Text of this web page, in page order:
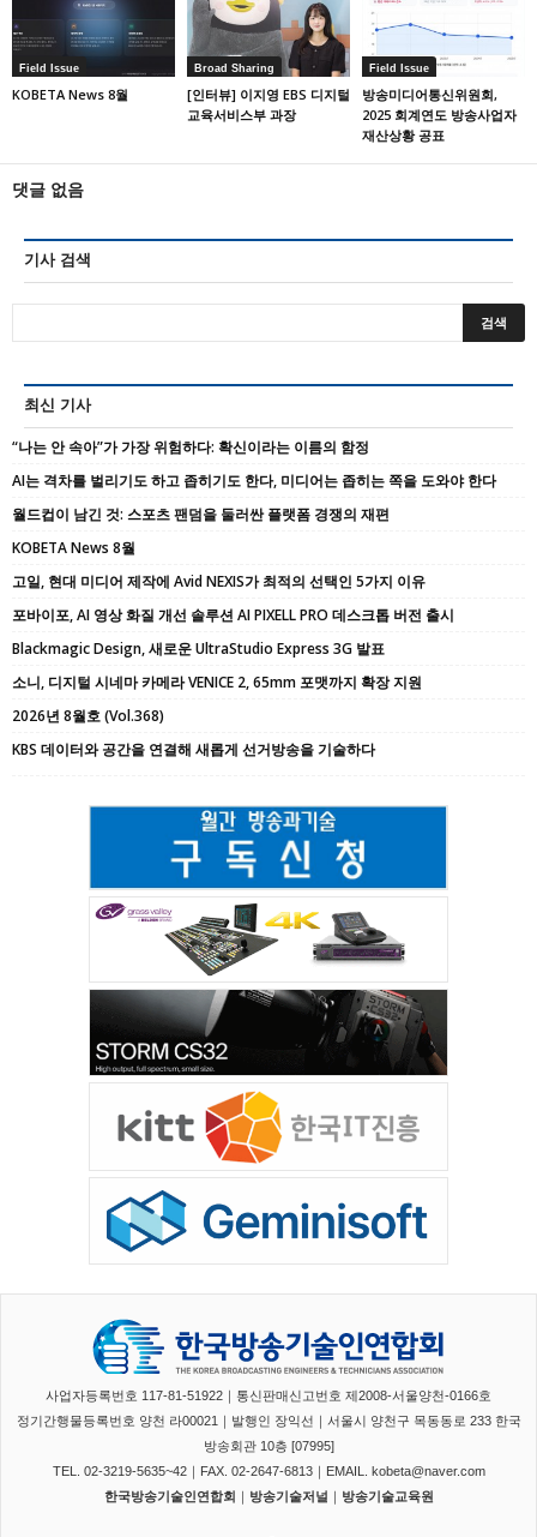
Field Issue
KOBETA News 8월
Broad Sharing
[인터뷰] 이지영 EBS 디지털
교육서비스부 과장
Field Issue
방송미디어통신위원회,
2025 회계연도 방송사업자
재산상황 공표
댓글 없음
기사 검색
최신 기사
“나는 안 속아”가 가장 위험하다: 확신이라는 이름의 함정
AI는 격차를 벌리기도 하고 좁히기도 한다, 미디어는 좁히는 쪽을 도와야 한다
월드컵이 남긴 것: 스포츠 팬덤을 둘러싼 플랫폼 경쟁의 재편
KOBETA News 8월
고일, 현대 미디어 제작에 Avid NEXIS가 최적의 선택인 5가지 이유
포바이포, AI 영상 화질 개선 솔루션 AI PIXELL PRO 데스크톱 버전 출시
Blackmagic Design, 새로운 UltraStudio Express 3G 발표
소니, 디지털 시네마 카메라 VENICE 2, 65mm 포맷까지 확장 지원
2026년 8월호 (Vol.368)
KBS 데이터와 공간을 연결해 새롭게 선거방송을 기술하다
사업자등록번호 117-81-51922｜통신판매신고번호 제2008-서울양천-0166호
정기간행물등록번호 양천 라00021｜발행인 장익선｜서울시 양천구 목동동로 233 한국
방송회관 10층 [07995]
TEL. 02-3219-5635~42｜FAX. 02-2647-6813｜EMAIL. kobeta@naver.com
한국방송기술인연합회 ｜ 방송기술저널 ｜ 방송기술교육원